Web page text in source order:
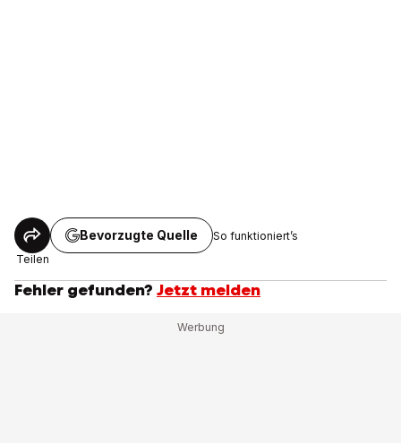
Teilen
Bevorzugte Quelle So funktioniert’s
Fehler gefunden? Jetzt melden